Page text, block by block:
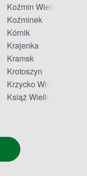
Koźmin Wielkopolski
Koźminek
Kórnik
Krajenka
Kramsk
Krotoszyn
Krzycko Wielkie
Książ Wielkopolski